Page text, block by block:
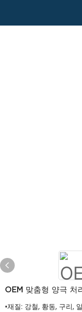
OEM 맞춤형 양극 처
•재질: 강철, 황동, 구리,